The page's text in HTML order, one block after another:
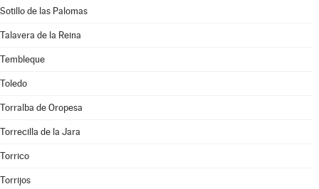
Sotillo de las Palomas
Talavera de la Reina
Tembleque
Toledo
Torralba de Oropesa
Torrecilla de la Jara
Torrico
Torrijos